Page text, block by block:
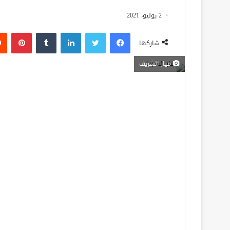
2 يوليو، 2021
شاركها
فيسبوك لينكدإن بينتيريست
ميار الشريف